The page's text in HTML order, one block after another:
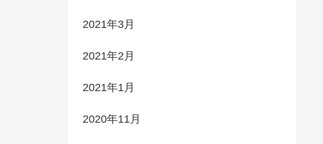
2021年3月
2021年2月
2021年1月
2020年11月